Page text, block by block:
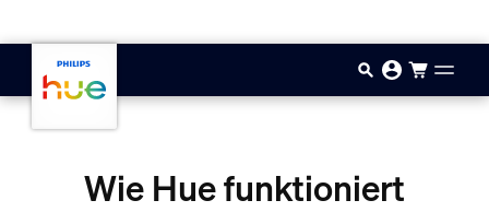
Wie Hue funktioniert